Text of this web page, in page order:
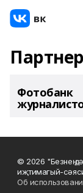
Фотобанк
© 2026 "Безнең
иҗтимагый-
Об